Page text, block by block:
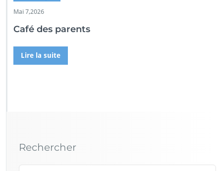
Mai 7,2026
Café des parents
Lire la suite
Rechercher